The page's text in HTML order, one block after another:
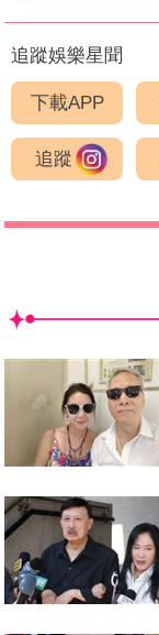
追蹤娛樂星聞
下載APP
追蹤